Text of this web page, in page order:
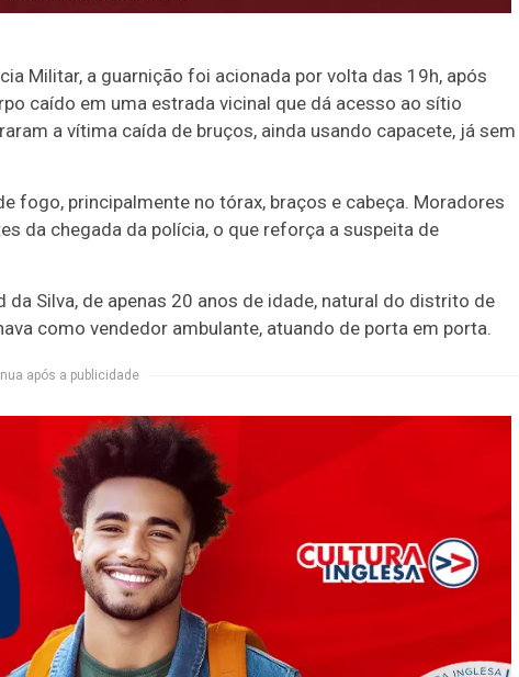
Militar, a guarnição foi acionada por volta das 19h, após
caído em uma estrada vicinal que dá acesso ao sítio
a vítima caída de bruços, ainda usando capacete, já sem
fogo, principalmente no tórax, braços e cabeça. Moradores
da chegada da polícia, o que reforça a suspeita de
Silva, de apenas 20 anos de idade, natural do distrito de
como vendedor ambulante, atuando de porta em porta.
após a publicidade